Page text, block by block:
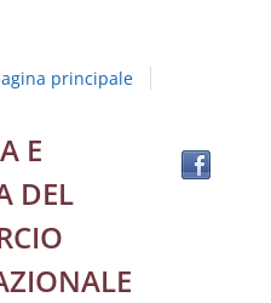
Campania
Vanvitelli"
principale
E
DEL